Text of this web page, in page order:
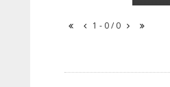
1 - 0 / 0